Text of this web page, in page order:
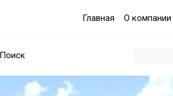
Главная О компании
Поиск